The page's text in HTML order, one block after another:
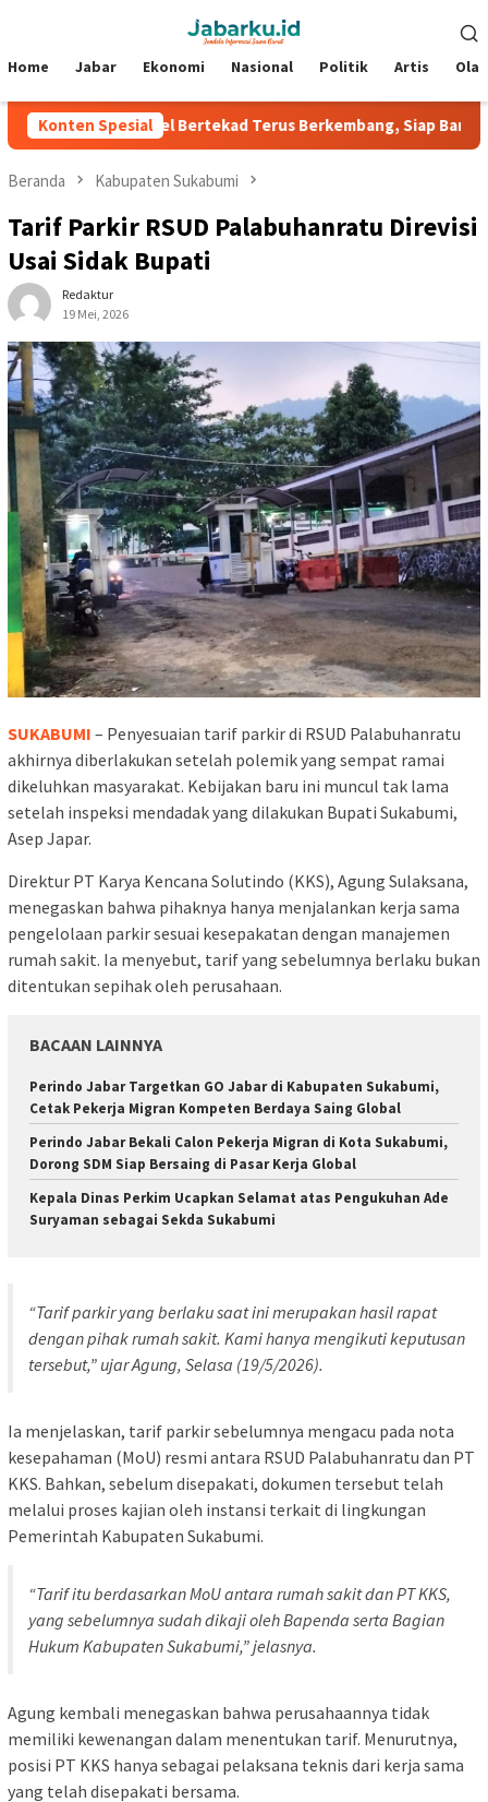
Mobile
Home Jabar Ekonomi Nasional Politik Artis
Konten Spesial
Nazriel Bertekad Terus Berkembang, Siap Bantu Persib
Beranda Kabupaten Sukabumi
Tarif Parkir RSUD Palabuhanratu Direvisi
Usai Sidak Bupati
Redaktur
19 Mei, 2026
SUKABUMI – Penyesuaian tarif parkir di RSUD Palabuhanratu
akhirnya diberlakukan setelah polemik yang sempat ramai
dikeluhkan masyarakat. Kebijakan baru ini muncul tak lama
setelah inspeksi mendadak yang dilakukan Bupati Sukabumi,
Asep Japar.
Direktur PT Karya Kencana Solutindo (KKS), Agung Sulaksana,
menegaskan bahwa pihaknya hanya menjalankan kerja sama
pengelolaan parkir sesuai kesepakatan dengan manajemen
rumah sakit. Ia menyebut, tarif yang sebelumnya berlaku bukan
ditentukan sepihak oleh perusahaan.
BACAAN LAINNYA
Perindo Jabar Targetkan GO Jabar di Kabupaten Sukabumi,
Cetak Pekerja Migran Kompeten Berdaya Saing Global
Perindo Jabar Bekali Calon Pekerja Migran di Kota Sukabumi,
Dorong SDM Siap Bersaing di Pasar Kerja Global
Kepala Dinas Perkim Ucapkan Selamat atas Pengukuhan Ade
Suryaman sebagai Sekda Sukabumi
“Tarif parkir yang berlaku saat ini merupakan hasil rapat
dengan pihak rumah sakit. Kami hanya mengikuti keputusan
tersebut,” ujar Agung, Selasa (19/5/2026).
Ia menjelaskan, tarif parkir sebelumnya mengacu pada nota
kesepahaman (MoU) resmi antara RSUD Palabuhanratu dan PT
KKS. Bahkan, sebelum disepakati, dokumen tersebut telah
melalui proses kajian oleh instansi terkait di lingkungan
Pemerintah Kabupaten Sukabumi.
“Tarif itu berdasarkan MoU antara rumah sakit dan PT KKS,
yang sebelumnya sudah dikaji oleh Bapenda serta Bagian
Hukum Kabupaten Sukabumi,” jelasnya.
Agung kembali menegaskan bahwa perusahaannya tidak
memiliki kewenangan dalam menentukan tarif. Menurutnya,
posisi PT KKS hanya sebagai pelaksana teknis dari kerja sama
yang telah disepakati bersama.